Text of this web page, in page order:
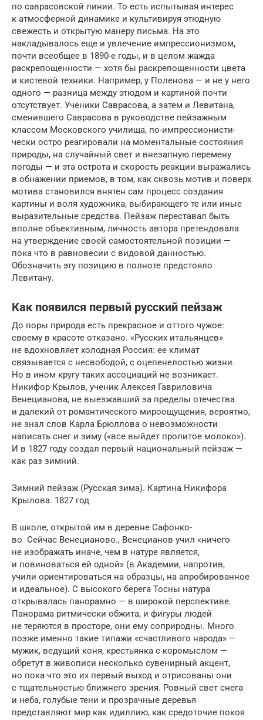
по саврасовской линии. То есть испытывая инте­рес
к атмосферной динамике и культивируя этюдную
свежесть и откры­тую манеру письма. На это
накладывалось еще и увлечение импрессионизмом,
почти всеобщее в 1890-е годы, и в целом жажда
раскрепощенности — хотя бы раскрепощенности цвета
и кистевой техники. Например, у Поленова — и не у не­го
одного — разница между этюдом и картиной почти
отсутствует. Ученики Саврасова, а затем и Левитана,
сменившего Саврасова в руководстве пейзажным
классом Московского училища, по-импрес­сионисти­
чески остро реагировали на моментальные состояния
природы, на случайный свет и вне­зап­ную перемену
погоды — и эта острота и скорость реакции выражались
в обнажении приемов, в том, как сквозь мотив и поверх
мотива становился внятен сам процесс создания
картины и воля художника, выбирающего те или иные
выразительные средства. Пейзаж переставал быть
вполне объек­тив­ным, личность автора претендовала
на утверждение своей самостоятель­ной пози­ции —
пока что в равновесии с видовой данностью.
Обозначить эту пози­цию в полноте предстояло
Левитану.
Как появился первый русский пейзаж
До поры природа есть прекрасное и оттого чужое:
своему в красоте отказано. «Русских итальянцев»
не вдохновляет холодная Россия: ее климат
связывается с несвободой, с оцепенелостью жизни.
Но в ином кругу таких ассоциаций не возникает.
Никифор Крылов, ученик Алексея Гавриловича
Венецианова, не выезжавший за пределы отечества
и далекий от романти­ческого мироощу­щения, вероятно,
не знал слов Карла Брюллова о невозмож­ности
написать снег и зиму («все выйдет пролитое молоко»).
И в 1827 году создал первый нацио­наль­­ный пейзаж —
как раз зимний.
Зимний пейзаж (Русская зима). Картина Никифора
Крылова. 1827 год
В школе, открытой им в деревне Сафонко­
во Сейчас Венецианово., Венецианов учил «ничего
не изобра­жать иначе, чем в натуре является,
и повиноваться ей одной» (в Академии, напротив,
учили ориентироваться на образцы, на апробированное
и идеальное). С высокого берега Тосны натура
открывалась панорамно — в широ­кой перспективе.
Панорама ритмически обжита, и фигуры людей
не теряются в просторе, они ему соприродны. Много
позже именно такие типажи «счастливого народа» —
мужик, ведущий коня, крестьянка с коро­мыс­лом —
обретут в живописи несколько сувенирный акцент,
но пока что это их первый выход и отрисованы они
с тщательностью ближнего зрения. Ровный свет снега
и неба, голубые тени и прозрачные деревья
представляют мир как идиллию, как средоточие покоя